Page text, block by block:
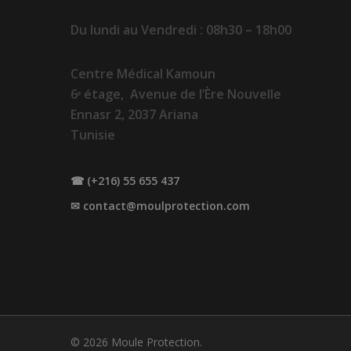
Du lundi au Vendredi : 08h30 – 18h00
Centre Médical Kamoun
6ᵉ étage, Avenue de l’Ère Nouvelle
Ennasr 2, 2037 Ariana
Tunisie
☎ (+216) 55 655 437
✉ contact@moulprotection.com
© 2026 Moule Protection.